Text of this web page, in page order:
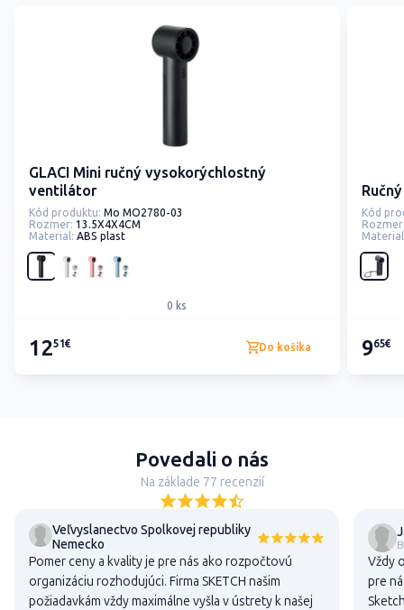
GLACI Mini ručný vysokorýchlostný
ventilátor
Kód produktu: Mo MO2780-03
Rozmer: 13.5X4X4CM
Material: ABS plast
0 ks
1251€ Do košíka
Kód
965€
Povedali o nás
Na základe 77 recenzií
Veľvyslanectvo Spolkovej republiky
Nemecko
Pomer ceny a kvality je pre nás ako rozpočtovú
organizáciu rozhodujúci. Firma SKETCH našim
požiadavkám vždy maximálne vyšla v ústrety k našej
Vždy
pre